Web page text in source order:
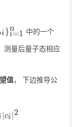
i}i=1
n 中的一个
测量后量子态相应
值， 下边推导公
∣ci ∣2